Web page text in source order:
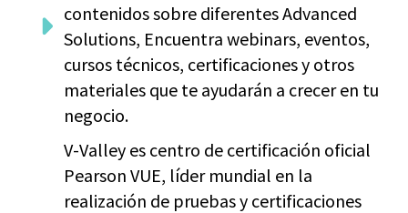
contenidos sobre diferentes Advanced
Solutions, Encuentra webinars, eventos,
cursos técnicos, certificaciones y otros
materiales que te ayudarán a crecer en tu
negocio.
V-Valley es centro de certificación oficial
Pearson VUE, líder mundial en la
realización de pruebas y certificaciones